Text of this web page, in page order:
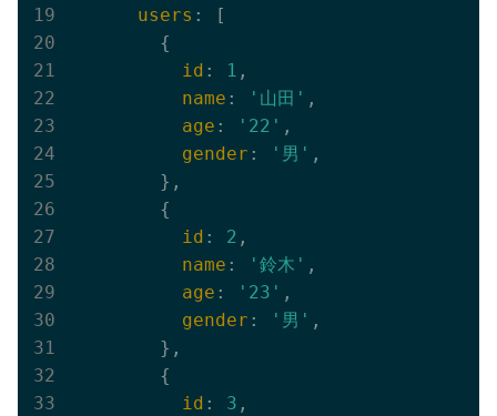
users : [
        {
id : 1 ,
name : '山田' ,
age : '22' ,
gender : '男' ,
        },
        {
id : 2 ,
name : '鈴木' ,
age : '23' ,
gender : '男' ,
        },
        {
id : 3 ,